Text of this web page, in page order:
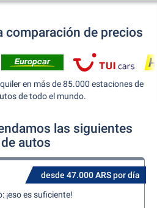
comparación de precios
en más de 85.000 estaciones de
de todo el mundo.
las siguientes
autos
desde 47.000 ARS por día
¡eso es suficiente!